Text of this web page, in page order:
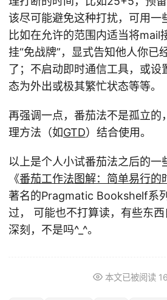
该尽可能避免这种打扰，可用一
比如在允许的范围内适当将mail
挂“免战牌”，显式告知他人你已
了；不启动即时通信工具，或设
态为外出或极其繁忙状态等等。
再强调一点，番茄法不是孤立的
理方法（如GTD）结合使用。
以上是个人小试番茄法之后的一
《番茄工作法图解：简单易行的
著名的Pragmatic Bookshelf系
过， 可能也不打算读，有些东
深刻，不是吗^_^。
本文已被阅读 16